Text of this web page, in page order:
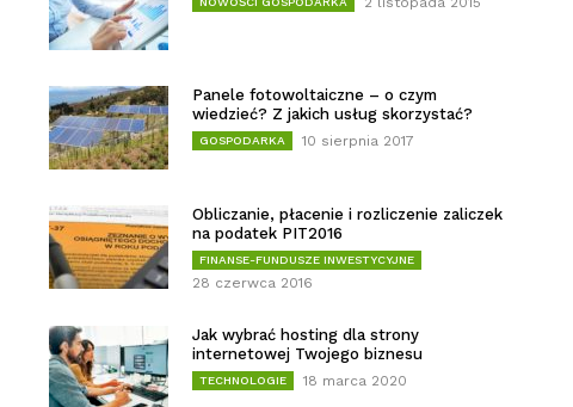
Panele fotowoltaiczne – o czym
wiedzieć? Z jakich usług skorzystać?
GOSPODARKA 10 sierpnia 2017
Obliczanie, płacenie i rozliczenie zaliczek
na podatek PIT2016
FINANSE-FUNDUSZE INWESTYCYJNE
28 czerwca 2016
Jak wybrać hosting dla strony
internetowej Twojego biznesu
TECHNOLOGIE 18 marca 2020